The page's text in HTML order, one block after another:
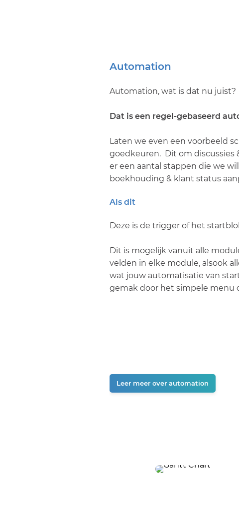
Automation
Automation, wat is dat nu juist?
Dat is een regel-gebaseerd
Laten we even een voorbeeld
goedkeuren. Dit om discussies
er een aantal stappen die we
boekhouding & klant status
Als dit
Deze is de trigger of het
Dit is mogelijk vanuit alle
velden in elke module, alsook
wat jouw automatisatie van
gemak door het simpele menu
Leer meer over automation